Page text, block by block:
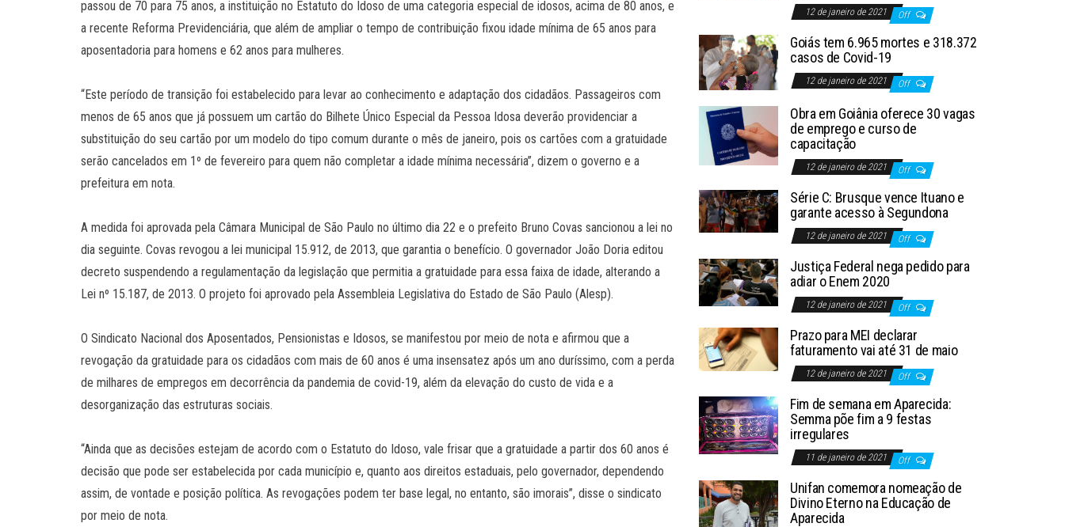
passou de 70 para 75 anos, a instituição no Estatuto do Idoso de uma categoria especial de idosos, acima de 80 anos, e
a recente Reforma Previdenciária, que além de ampliar o tempo de contribuição fixou idade mínima de 65 anos para
aposentadoria para homens e 62 anos para mulheres.
“Este período de transição foi estabelecido para levar ao conhecimento e adaptação dos cidadãos. Passageiros com
menos de 65 anos que já possuem um cartão do Bilhete Único Especial da Pessoa Idosa deverão providenciar a
substituição do seu cartão por um modelo do tipo comum durante o mês de janeiro, pois os cartões com a gratuidade
serão cancelados em 1º de fevereiro para quem não completar a idade mínima necessária”, dizem o governo e a
prefeitura em nota.
A medida foi aprovada pela Câmara Municipal de São Paulo no último dia 22 e o prefeito Bruno Covas sancionou a lei no
dia seguinte. Covas revogou a lei municipal 15.912, de 2013, que garantia o benefício. O governador João Doria editou
decreto suspendendo a regulamentação da legislação que permitia a gratuidade para essa faixa de idade, alterando a
Lei nº 15.187, de 2013. O projeto foi aprovado pela Assembleia Legislativa do Estado de São Paulo (Alesp).
O Sindicato Nacional dos Aposentados, Pensionistas e Idosos, se manifestou por meio de nota e afirmou que a
revogação da gratuidade para os cidadãos com mais de 60 anos é uma insensatez após um ano duríssimo, com a perda
de milhares de empregos em decorrência da pandemia de covid-19, além da elevação do custo de vida e a
desorganização das estruturas sociais.
“Ainda que as decisões estejam de acordo com o Estatuto do Idoso, vale frisar que a gratuidade a partir dos 60 anos é
decisão que pode ser estabelecida por cada município e, quanto aos direitos estaduais, pelo governador, dependendo
assim, de vontade e posição política. As revogações podem ter base legal, no entanto, são imorais”, disse o sindicato
por meio de nota.
12 de janeiro de 2021 Off
Goiás tem 6.965 mortes e 318.372
casos de Covid-19
12 de janeiro de 2021 Off
Obra em Goiânia oferece 30 vagas
de emprego e curso de
capacitação
12 de janeiro de 2021 Off
Série C: Brusque vence Ituano e
garante acesso à Segundona
12 de janeiro de 2021 Off
Justiça Federal nega pedido para
adiar o Enem 2020
12 de janeiro de 2021 Off
Prazo para MEI declarar
faturamento vai até 31 de maio
12 de janeiro de 2021 Off
Fim de semana em Aparecida:
Semma põe fim a 9 festas
irregulares
11 de janeiro de 2021 Off
Unifan comemora nomeação de
Divino Eterno na Educação de
Aparecida